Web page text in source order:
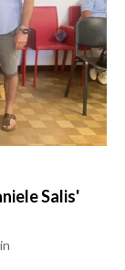
Salis'